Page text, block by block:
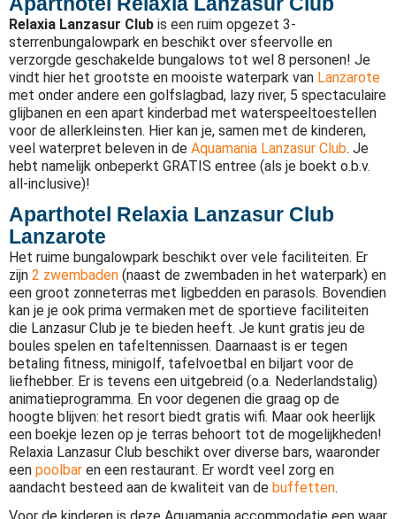
Relaxia Lanzasur Club is een ruim opgezet 3-
sterrenbungalowpark en beschikt over sfeervolle en
verzorgde geschakelde bungalows tot wel 8 personen! Je
vindt hier het grootste en mooiste waterpark van Lanzarote
met onder andere een golfslagbad, lazy river, 5 spectaculaire
glijbanen en een apart kinderbad met waterspeeltoestellen
voor de allerkleinsten. Hier kan je, samen met de kinderen,
veel waterpret beleven in de Aquamania Lanzasur Club. Je
hebt namelijk onbeperkt GRATIS entree (als je boekt o.b.v.
all-inclusive)!
Aparthotel Relaxia Lanzasur Club
Lanzarote
Het ruime bungalowpark beschikt over vele faciliteiten. Er
zijn 2 zwembaden (naast de zwembaden in het waterpark) en
een groot zonneterras met ligbedden en parasols. Bovendien
kan je je ook prima vermaken met de sportieve faciliteiten
die Lanzasur Club je te bieden heeft. Je kunt gratis jeu de
boules spelen en tafeltennissen. Daarnaast is er tegen
betaling fitness, minigolf, tafelvoetbal en biljart voor de
liefhebber. Er is tevens een uitgebreid (o.a. Nederlandstalig)
animatieprogramma. En voor degenen die graag op de
hoogte blijven: het resort biedt gratis wifi. Maar ook heerlijk
een boekje lezen op je terras behoort tot de mogelijkheden!
Relaxia Lanzasur Club beschikt over diverse bars, waaronder
een poolbar en een restaurant. Er wordt veel zorg en
aandacht besteed aan de kwaliteit van de buffetten.
Voor de kinderen is deze Aquamania accommodatie een waar